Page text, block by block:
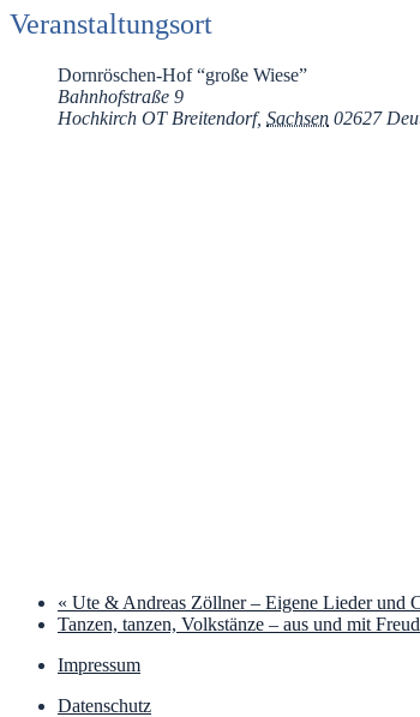
Veranstaltungsort
Dornröschen-Hof “große Wiese”
Bahnhofstraße 9
Hochkirch OT Breitendorf, Sachsen 02627
« Ute & Andreas Zöllner – Eigene Lieder und
Tanzen, tanzen, Volkstänze – aus und mit
Impressum
Datenschutz